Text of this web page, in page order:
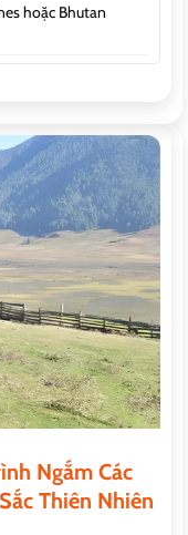
hoặc Bhutan
Ngắm Các
Thiên Nhiên